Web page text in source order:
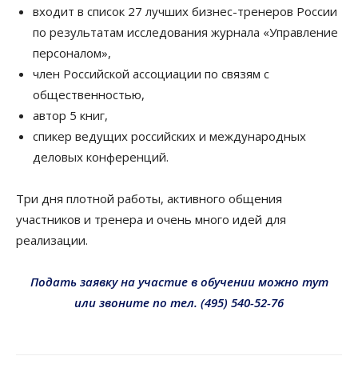
входит в список 27 лучших бизнес-тренеров России
по результатам исследования журнала «Управление
персоналом»,
член Российской ассоциации по связям с
общественностью,
автор 5 книг,
спикер ведущих российских и международных
деловых конференций.
Три дня плотной работы, активного общения
участников и тренера и очень много идей для
реализации.
Подать заявку на участие в обучении можно тут
или звоните по тел. (495) 540-52-76